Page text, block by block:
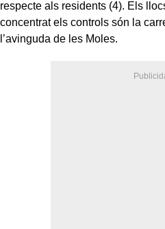
respecte als residents (4). Els
concentrat els controls són la
l’avinguda de les Moles.